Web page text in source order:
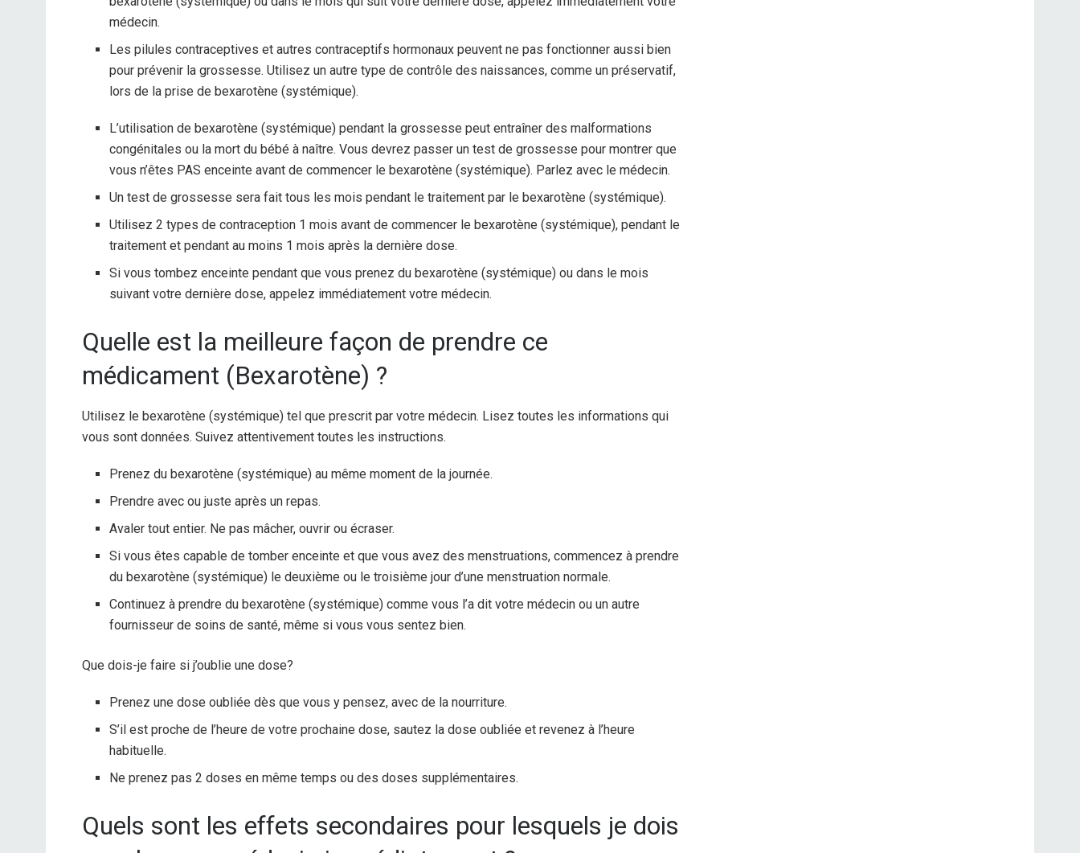
médecin.
Les pilules contraceptives et autres contraceptifs hormonaux peuvent ne pas fonctionner aussi bien
pour prévenir la grossesse. Utilisez un autre type de contrôle des naissances, comme un préservatif,
lors de la prise de bexarotène (systémique).
L’utilisation de bexarotène (systémique) pendant la grossesse peut entraîner des malformations
congénitales ou la mort du bébé à naître. Vous devrez passer un test de grossesse pour montrer que
vous n’êtes PAS enceinte avant de commencer le bexarotène (systémique). Parlez avec le médecin.
Un test de grossesse sera fait tous les mois pendant le traitement par le bexarotène (systémique).
Utilisez 2 types de contraception 1 mois avant de commencer le bexarotène (systémique), pendant le
traitement et pendant au moins 1 mois après la dernière dose.
Si vous tombez enceinte pendant que vous prenez du bexarotène (systémique) ou dans le mois
suivant votre dernière dose, appelez immédiatement votre médecin.
Quelle est la meilleure façon de prendre ce
médicament (Bexarotène) ?
Utilisez le bexarotène (systémique) tel que prescrit par votre médecin. Lisez toutes les informations qui
vous sont données. Suivez attentivement toutes les instructions.
Prenez du bexarotène (systémique) au même moment de la journée.
Prendre avec ou juste après un repas.
Avaler tout entier. Ne pas mâcher, ouvrir ou écraser.
Si vous êtes capable de tomber enceinte et que vous avez des menstruations, commencez à prendre
du bexarotène (systémique) le deuxième ou le troisième jour d’une menstruation normale.
Continuez à prendre du bexarotène (systémique) comme vous l’a dit votre médecin ou un autre
fournisseur de soins de santé, même si vous vous sentez bien.
Que dois-je faire si j’oublie une dose?
Prenez une dose oubliée dès que vous y pensez, avec de la nourriture.
S’il est proche de l’heure de votre prochaine dose, sautez la dose oubliée et revenez à l’heure
habituelle.
Ne prenez pas 2 doses en même temps ou des doses supplémentaires.
Quels sont les effets secondaires pour lesquels je dois